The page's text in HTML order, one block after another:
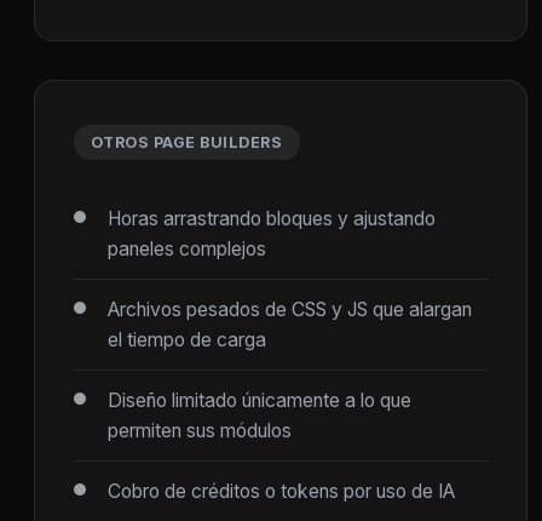
OTROS PAGE BUILDERS
Horas arrastrando bloques y ajustando
paneles complejos
Archivos pesados de CSS y JS que alargan
el tiempo de carga
Diseño limitado únicamente a lo que
permiten sus módulos
Cobro de créditos o tokens por uso de IA